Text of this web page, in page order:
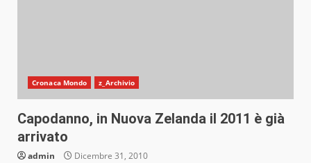
Cronaca Mondo z_Archivio
Capodanno, in Nuova Zelanda il 2011 è già
arrivato
admin Dicembre 31, 2010